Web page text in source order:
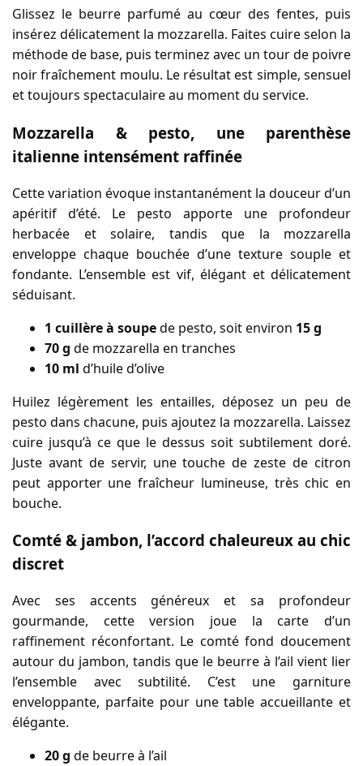
Glissez le beurre parfumé au cœur des fentes, puis
insérez délicatement la mozzarella. Faites cuire selon la
méthode de base, puis terminez avec un tour de poivre
noir fraîchement moulu. Le résultat est simple, sensuel
et toujours spectaculaire au moment du service.
Mozzarella & pesto, une parenthèse
italienne intensément raffinée
Cette variation évoque instantanément la douceur d’un
apéritif d’été. Le pesto apporte une profondeur
herbacée et solaire, tandis que la mozzarella
enveloppe chaque bouchée d’une texture souple et
fondante. L’ensemble est vif, élégant et délicatement
séduisant.
1 cuillère à soupede pesto, soit environ 15 g
70 g de mozzarella en tranches
10 ml d’huile d’olive
Huilez légèrement les entailles, déposez un peu de
pesto dans chacune, puis ajoutez la mozzarella. Laissez
cuire jusqu’à ce que le dessus soit subtilement doré.
Juste avant de servir, une touche de zeste de citron
peut apporter une fraîcheur lumineuse, très chic en
bouche.
Comté & jambon, l’accord chaleureux au chic
discret
Avec ses accents généreux et sa profondeur
gourmande, cette version joue la carte d’un
raffinement réconfortant. Le comté fond doucement
autour du jambon, tandis que le beurre à l’ail vient lier
l’ensemble avec subtilité. C’est une garniture
enveloppante, parfaite pour une table accueillante et
élégante.
20 g de beurre à l’ail